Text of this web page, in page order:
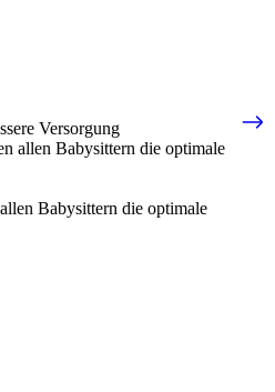
Versorgung
Babysittern die optimale